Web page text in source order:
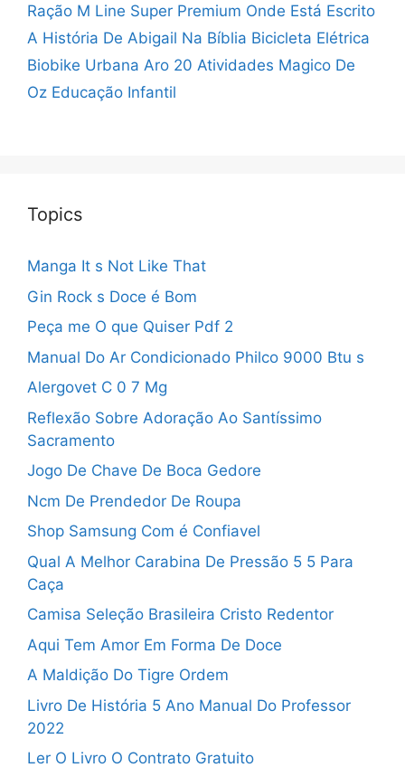
Ração M Line Super Premium Onde Está Escrito
A História De Abigail Na Bíblia Bicicleta Elétrica
Biobike Urbana Aro 20 Atividades Magico De
Oz Educação Infantil
Topics
Manga It s Not Like That
Gin Rock s Doce é Bom
Peça me O que Quiser Pdf 2
Manual Do Ar Condicionado Philco 9000 Btu s
Alergovet C 0 7 Mg
Reflexão Sobre Adoração Ao Santíssimo
Sacramento
Jogo De Chave De Boca Gedore
Ncm De Prendedor De Roupa
Shop Samsung Com é Confiavel
Qual A Melhor Carabina De Pressão 5 5 Para
Caça
Camisa Seleção Brasileira Cristo Redentor
Aqui Tem Amor Em Forma De Doce
A Maldição Do Tigre Ordem
Livro De História 5 Ano Manual Do Professor
2022
Ler O Livro O Contrato Gratuito